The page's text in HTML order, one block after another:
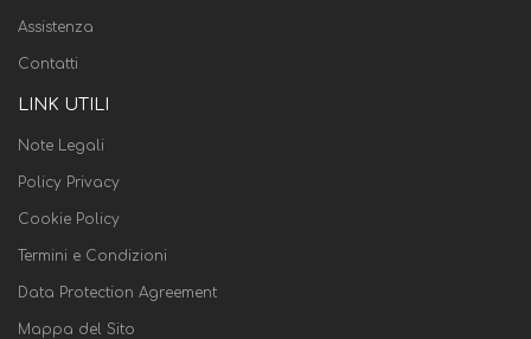
Assistenza
Contatti
LINK UTILI
Note Legali
Policy Privacy
Cookie Policy
Termini e Condizioni
Data Protection Agreement
Mappa del Sito